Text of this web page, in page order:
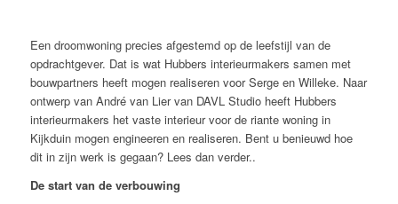
Een droomwoning precies afgestemd op de leefstijl van de
opdrachtgever. Dat is wat Hubbers interieurmakers samen met
bouwpartners heeft mogen realiseren voor Serge en Willeke. Naar
ontwerp van André van Lier van DAVL Studio heeft Hubbers
interieurmakers het vaste interieur voor de riante woning in
Kijkduin mogen engineeren en realiseren. Bent u benieuwd hoe
dit in zijn werk is gegaan? Lees dan verder..
De start van de verbouwing